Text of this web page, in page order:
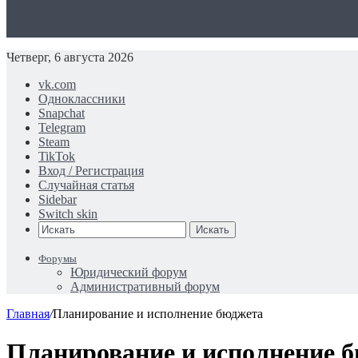
Четверг, 6 августа 2026
vk.com
Одноклассники
Snapchat
Telegram
Steam
TikTok
Вход / Регистрация
Случайная статья
Sidebar
Switch skin
Искать
Форумы
Юридический форум
Административный форум
Главная/Планирование и исполнение бюджета